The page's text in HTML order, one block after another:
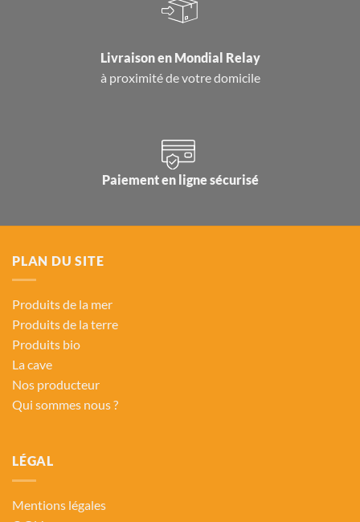
Livraison en Mondial Relay
à proximité de votre domicile
Paiement en ligne sécurisé
PLAN DU SITE
Produits de la mer
Produits de la terre
Produits bio
La cave
Nos producteur
Qui sommes nous ?
LÉGAL
Mentions légales